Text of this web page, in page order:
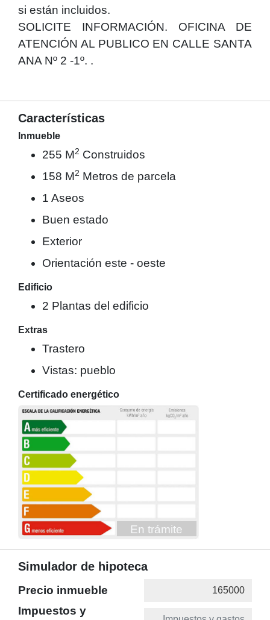
si están incluidos.
SOLICITE INFORMACIÓN. OFICINA DE
ATENCIÓN AL PUBLICO EN CALLE SANTA
ANA Nº 2 -1º. .
Características
Inmueble
255 M2 Construidos
158 M2 Metros de parcela
1 Aseos
Buen estado
Exterior
Orientación este - oeste
Edificio
2 Plantas del edificio
Extras
Trastero
Vistas: pueblo
Certificado energético
En trámite
Simulador de hipoteca
Precio inmueble
Impuestos y